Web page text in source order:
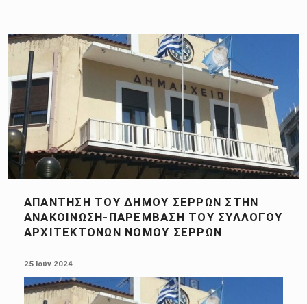
ΑΠΆΝΤΗΣΗ ΤΟΥ ΔΉΜΟΥ ΣΕΡΡΏΝ ΣΤΗΝ
ΑΝΑΚΟΊΝΩΣΗ-ΠΑΡΈΜΒΑΣΗ ΤΟΥ ΣΥΛΛΌΓΟΥ
ΑΡΧΙΤΕΚΤΌΝΩΝ ΝΟΜΟΎ ΣΕΡΡΏΝ
25 Ιούν 2024